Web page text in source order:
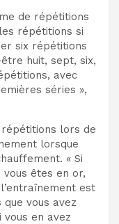
de répétitions
répétitions si
six répétitions
huit, sept, six,
avec
séries »,
lors de
lorsque
« Si
vous êtes en or,
est
vous avez
vous en avez